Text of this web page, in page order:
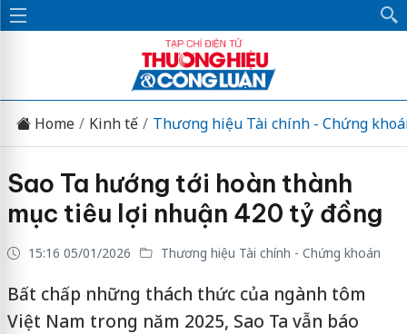
Home Kinh tế Thương hiệu Tài chính - Chứng
Sao Ta hướng tới hoàn thành
mục tiêu lợi nhuận 420 tỷ đồng
15:16 05/01/2026 Thương hiệu Tài chính - Chứng khoán
Bất chấp những thách thức của ngành tôm
Việt Nam trong năm 2025, Sao Ta vẫn báo